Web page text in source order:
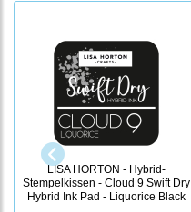
LISA HORTON - Hybrid-
Stempelkissen - Cloud 9 Swift Dry
Hybrid Ink Pad - Liquorice Black